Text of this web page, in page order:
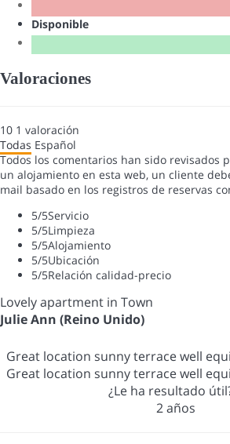
Disponible
Valoraciones
10 1 valoración
Todas Español
Todos los comentarios han sido revisados
un alojamiento en esta web, un cliente
mail basado en los registros de reservas
5/5Servicio
5/5Limpieza
5/5Alojamiento
5/5Ubicación
5/5Relación calidad-precio
Lovely apartment in Town
Julie Ann (Reino Unido)
Great location sunny terrace well
Great location sunny terrace well
¿Le ha resultado
2 años